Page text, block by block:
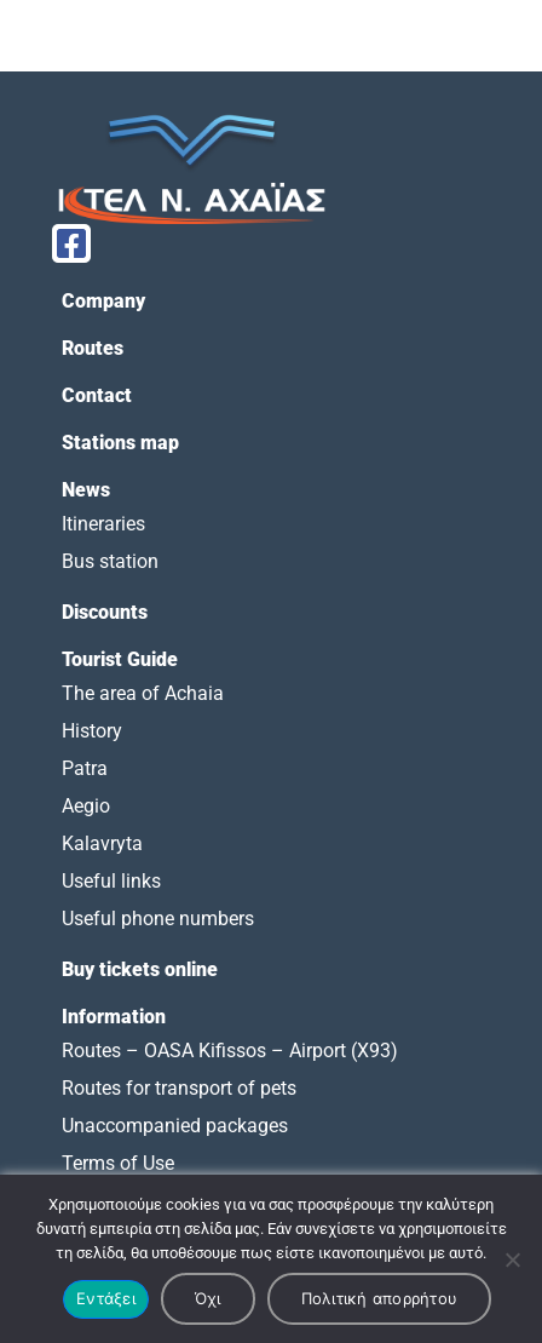
Company
Routes
Contact
Stations map
News
Itineraries
Bus station
Discounts
Tourist Guide
The area of Achaia
History
Patra
Aegio
Kalavryta
Useful links
Useful phone numbers
Buy tickets online
Information
Routes – OASA Kifissos – Airport (X93)
Routes for transport of pets
Unaccompanied packages
Terms of Use
Charter of Obligations
© 2009 - 2026 ΚΤΕΛ ΝΟΜΟΥ ΑΧΑΪΑΣ |
Σχεδιασμός & Ανάπτυξη:
ΙΜΕ Πληροφορική
Χρησιμοποιούμε cookies για να σας προσφέρουμε την καλύτερη
δυνατή εμπειρία στη σελίδα μας. Εάν συνεχίσετε να χρησιμοποιείτε
τη σελίδα, θα υποθέσουμε πως είστε ικανοποιημένοι με αυτό.
Εντάξει Όχι Πολιτική απορρήτου